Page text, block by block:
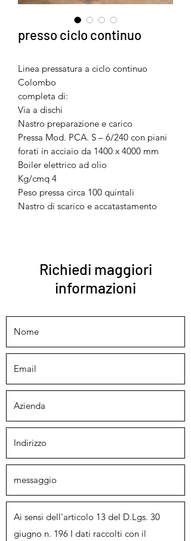
presso ciclo continuo
Linea pressatura a ciclo continuo
Colombo
completa di:
Via a dischi
Nastro preparazione e carico
Pressa Mod. PCA. S – 6/240 con piani
forati in acciaio da 1400 x 4000 mm
Boiler elettrico ad olio
Kg/cmq 4
Peso pressa circa 100 quintali
Nastro di scarico e accatastamento
Richiedi maggiori
informazioni